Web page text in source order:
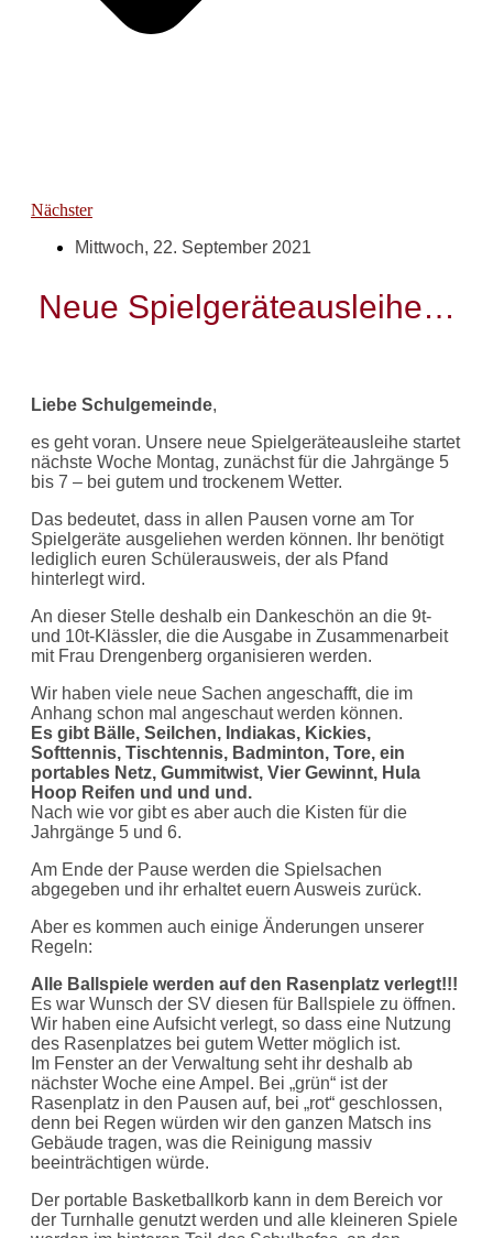
Nächster
Mittwoch, 22. September 2021
Neue Spielgeräteausleihe…
Liebe Schulgemeinde,
es geht voran. Unsere neue Spielgeräteausleihe startet
nächste Woche Montag, zunächst für die Jahrgänge 5
bis 7 – bei gutem und trockenem Wetter.
Das bedeutet, dass in allen Pausen vorne am Tor
Spielgeräte ausgeliehen werden können. Ihr benötigt
lediglich euren Schülerausweis, der als Pfand
hinterlegt wird.
An dieser Stelle deshalb ein Dankeschön an die 9t-
und 10t-Klässler, die die Ausgabe in Zusammenarbeit
mit Frau Drengenberg organisieren werden.
Wir haben viele neue Sachen angeschafft, die im
Anhang schon mal angeschaut werden können.
Es gibt Bälle, Seilchen, Indiakas, Kickies,
Softtennis, Tischtennis, Badminton, Tore, ein
portables Netz, Gummitwist, Vier Gewinnt, Hula
Hoop Reifen und und und.
Nach wie vor gibt es aber auch die Kisten für die
Jahrgänge 5 und 6.
Am Ende der Pause werden die Spielsachen
abgegeben und ihr erhaltet euern Ausweis zurück.
Aber es kommen auch einige Änderungen unserer
Regeln:
Alle Ballspiele werden auf den Rasenplatz verlegt!!!
Es war Wunsch der SV diesen für Ballspiele zu öffnen.
Wir haben eine Aufsicht verlegt, so dass eine Nutzung
des Rasenplatzes bei gutem Wetter möglich ist.
Im Fenster an der Verwaltung seht ihr deshalb ab
nächster Woche eine Ampel. Bei „grün“ ist der
Rasenplatz in den Pausen auf, bei „rot“ geschlossen,
denn bei Regen würden wir den ganzen Matsch ins
Gebäude tragen, was die Reinigung massiv
beeinträchtigen würde.
Der portable Basketballkorb kann in dem Bereich vor
der Turnhalle genutzt werden und alle kleineren Spiele